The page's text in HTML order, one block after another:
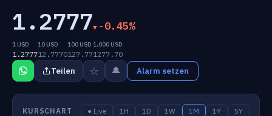
1.2777 -0.45%
1 USD
1.2777
10 USD
12.7770
100 USD
127.77
1,000 USD
1277.70
Teilen ☆ 🔔 Alarm setzen
KURSCHART ● Live 1H 1D 1W 1M 1Y 5Y